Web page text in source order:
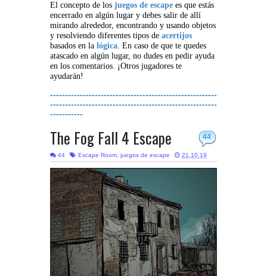
El concepto de los juegos de escape es que estás
encerrado en algún lugar y debes salir de allí
mirando alrededor, encontrando y usando objetos
y resolviendo diferentes tipos de acertijos
basados en la lógica. En caso de que te quedes
atascado en algún lugar, no dudes en pedir ayuda
en los comentarios. ¡Otros jugadores te
ayudarán!
--------------------------------------------------------
--------------------------------------------------------
-----------
44
The Fog Fall 4 Escape
44 Escape Room, juegos de escape 21.10.19